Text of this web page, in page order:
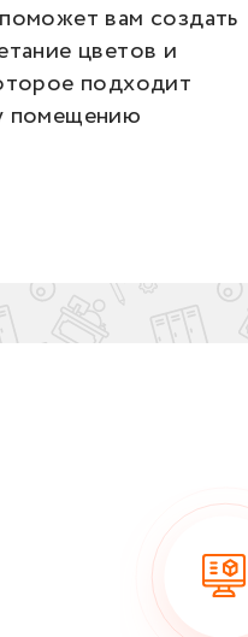
вам создать
цветов и
подходит
помещению